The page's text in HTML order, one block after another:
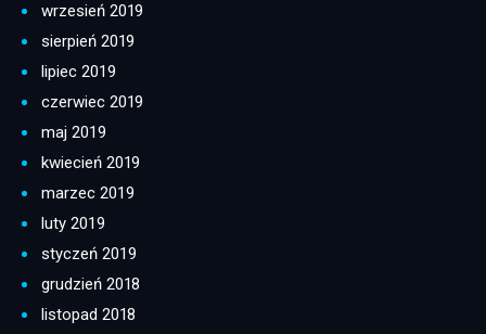
wrzesień 2019
sierpień 2019
lipiec 2019
czerwiec 2019
maj 2019
kwiecień 2019
marzec 2019
luty 2019
styczeń 2019
grudzień 2018
listopad 2018